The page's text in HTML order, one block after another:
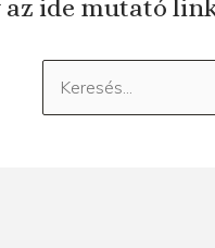
ide mutató
Keresés: